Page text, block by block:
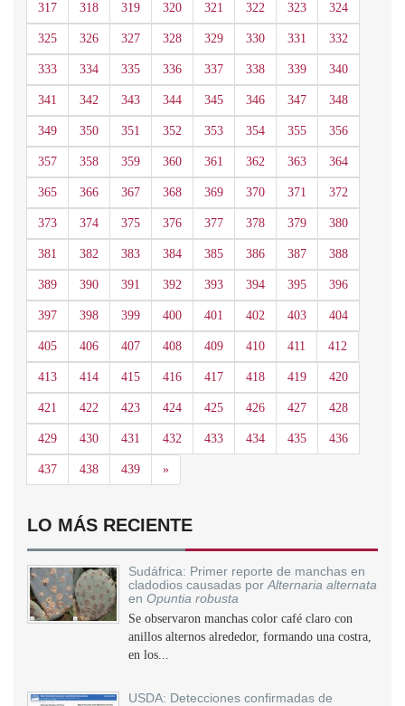
317 318 319 320 321 322 323 324
325 326 327 328 329 330 331 332
333 334 335 336 337 338 339 340
341 342 343 344 345 346 347 348
349 350 351 352 353 354 355 356
357 358 359 360 361 362 363 364
365 366 367 368 369 370 371 372
373 374 375 376 377 378 379 380
381 382 383 384 385 386 387 388
389 390 391 392 393 394 395 396
397 398 399 400 401 402 403 404
405 406 407 408 409 410 411 412
413 414 415 416 417 418 419 420
421 422 423 424 425 426 427 428
429 430 431 432 433 434 435 436
437 438 439 »Siguiente
LO MÁS RECIENTE
Sudáfrica: Primer reporte de manchas en
cladodios causadas por Alternaria alternata
en Opuntia robusta
Se observaron manchas color café claro con
anillos alternos alrededor, formando una costra,
en los...
USDA: Detecciones confirmadas de